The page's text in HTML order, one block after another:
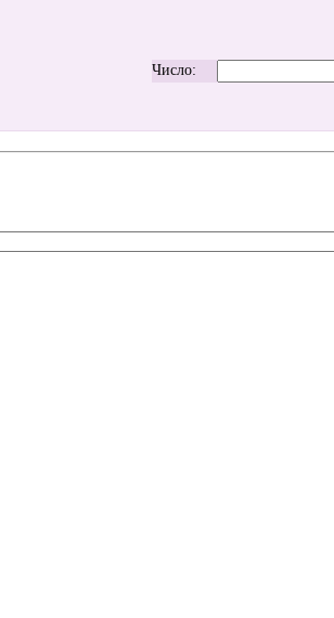
Число: